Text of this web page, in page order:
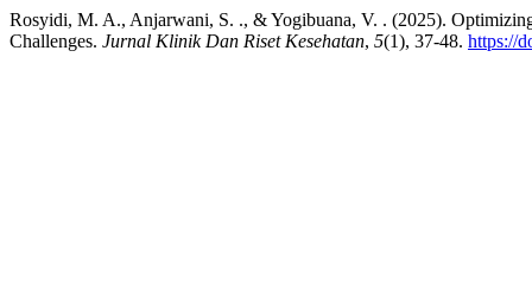
Rosyidi, M. A., Anjarwani, S. ., & Yogibuana, V. . (2025).
Challenges. Jurnal Klinik Dan Riset Kesehatan, 5(1), 37-48. https://